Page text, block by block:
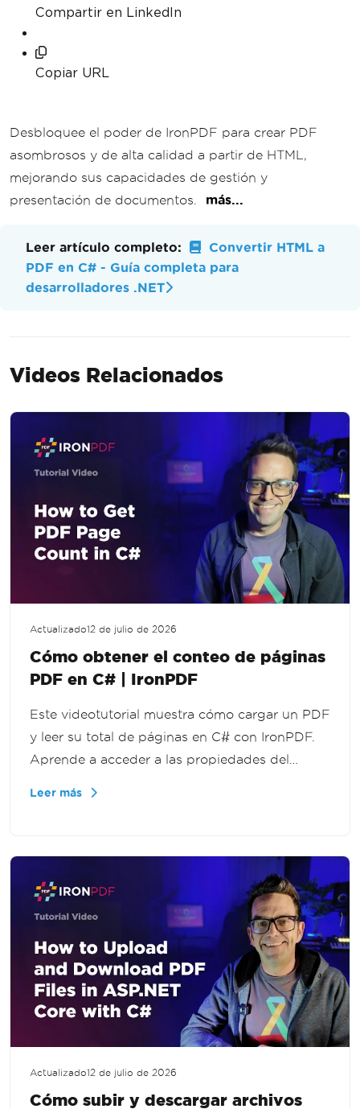
Compartir en LinkedIn
Copiar URL
Desbloquee el poder de IronPDF para crear PDF
asombrosos y de alta calidad a partir de HTML,
mejorando sus capacidades de gestión y
presentación de documentos.
más...
Leer artículo completo:
Convertir HTML a
PDF en C# - Guía completa para
desarrolladores .NET
Videos Relacionados
Actualizado12 de julio de 2026
Cómo obtener el conteo de páginas
PDF en C# | IronPDF
Este videotutorial muestra cómo cargar un PDF
y leer su total de páginas en C# con IronPDF.
Aprende a acceder a las propiedades del
Leer más
Actualizado12 de julio de 2026
Cómo subir y descargar archivos